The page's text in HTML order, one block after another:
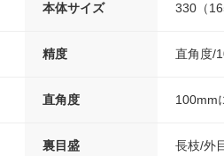
本体サイズ 330（
精度 直角度/
直角度 100mm
裏目盛
長枝/外